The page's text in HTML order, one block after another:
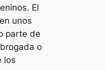
El
unos
parte de
o
los